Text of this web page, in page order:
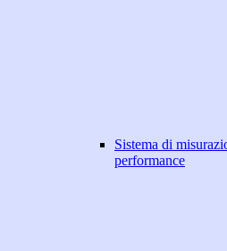
Sistema di
performance